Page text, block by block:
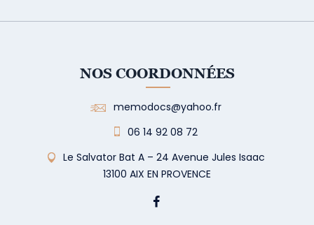
NOS COORDONNÉES
memodocs@yahoo.fr
06 14 92 08 72
Le Salvator Bat A – 24 Avenue Jules Isaac
13100 AIX EN PROVENCE